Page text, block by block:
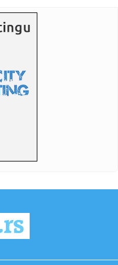
meseca"; "Važno je da se ne
Aktivisti SNS izašli na
u kuhinji: Evo kako ga
donosi revoluciju: Metalne